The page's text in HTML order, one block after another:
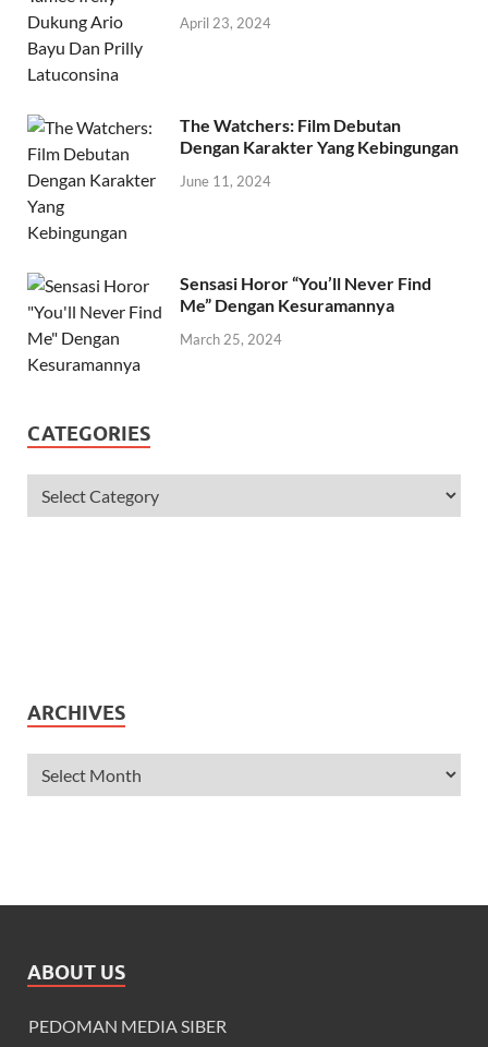
April 23, 2024
The Watchers: Film Debutan
Dengan Karakter Yang Kebingungan
June 11, 2024
Sensasi Horor “You’ll Never Find
Me” Dengan Kesuramannya
March 25, 2024
CATEGORIES
ARCHIVES
ABOUT US
PEDOMAN MEDIA SIBER